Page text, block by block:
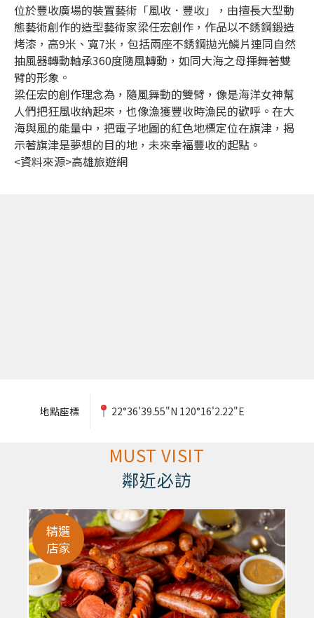
位於豐收廣場的裝置藝術「風收．豐收」，由擅長大型動
態藝術創作的造型藝術家梁任宏創作，作品以不銹鋼鍛造
烤漆，高9米、寬7米，包括兩座不銹鋼拋光鱗片連同自然
抽風器轉動軸承360度隨風轉動，如同大海之母揮舞著雙
臂的形象。
梁任宏的創作理念為，隨風舞動的雙臂，像是海洋女神幫
人們把狂風收納起來，也像漁獲豐收時漁民的歡呼。在大
海與風的能量中，把電子地圖的紅色地標定位在旗津，揭
示著旗津是夢想的目的地，未來幸福豐收的起點。
<資料來源>高雄旅遊網
地點座標 22°36'39.55"N 120°16'2.22"E
MUST VISIT
鄰近必訪
精選
店家